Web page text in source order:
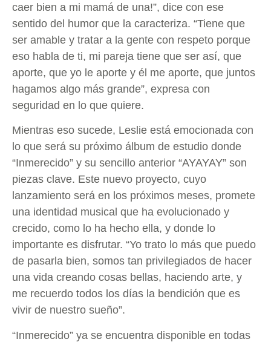
caer bien a mi mamá de una!”, dice con ese
sentido del humor que la caracteriza. “Tiene que
ser amable y tratar a la gente con respeto porque
eso habla de ti, mi pareja tiene que ser así, que
aporte, que yo le aporte y él me aporte, que juntos
hagamos algo más grande”, expresa con
seguridad en lo que quiere.
Mientras eso sucede, Leslie está emocionada con
lo que será su próximo álbum de estudio donde
“Inmerecido” y su sencillo anterior “AYAYAY” son
piezas clave. Este nuevo proyecto, cuyo
lanzamiento será en los próximos meses, promete
una identidad musical que ha evolucionado y
crecido, como lo ha hecho ella, y donde lo
importante es disfrutar. “Yo trato lo más que puedo
de pasarla bien, somos tan privilegiados de hacer
una vida creando cosas bellas, haciendo arte, y
me recuerdo todos los días la bendición que es
vivir de nuestro sueño”.
“Inmerecido” ya se encuentra disponible en todas